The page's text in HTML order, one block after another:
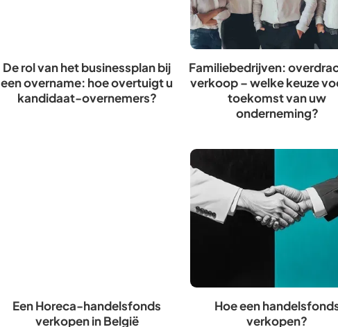
De rol van het businessplan bij
een overname: hoe overtuigt u
kandidaat-overnemers?
Familiebedrijven:
verkoop – welke keuze
toekomst van uw
onderneming?
Een Horeca-handelsfonds
verkopen in België
Hoe een
verkopen?